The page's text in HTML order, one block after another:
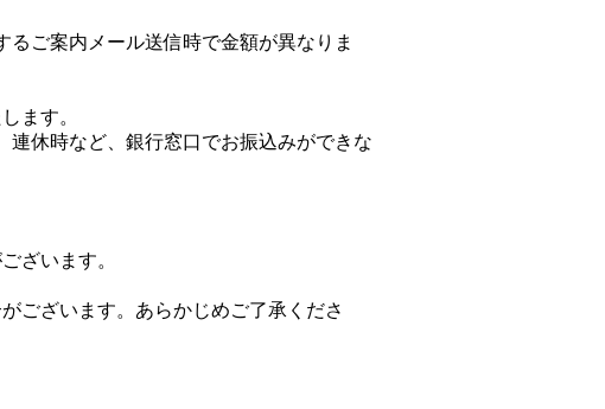
ご案内メール送信時で金額が異なりま
ます。
休時など、銀行窓口でお振込みができな
ざいます。
ございます。あらかじめご了承くださ